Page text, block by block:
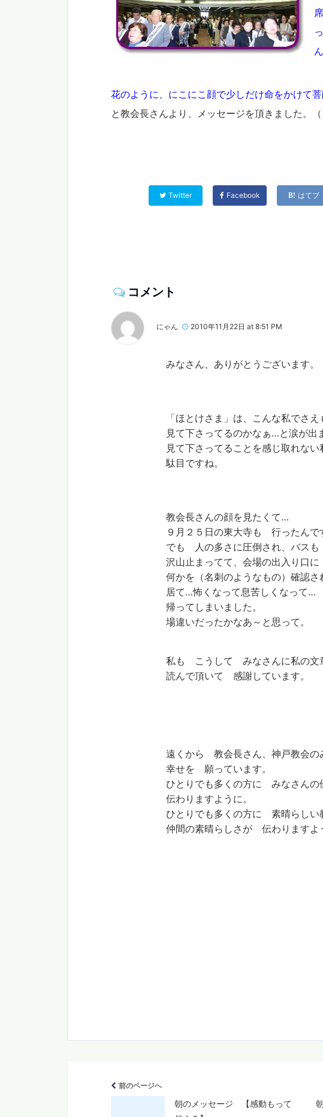
花のように、にこにこ顔で少しだけ命をかけて菩
と教会長さんより、メッセージを頂きました。（
Twitter Facebook はてブ
コメント
にゃん 2010年11月22日 at 8:51 PM
みなさん、ありがとうございます。
「ほとけさま」は、こんな私でさえ
見て下さってるのかなぁ…と涙が出
見て下さってることを感じ取れない
駄目ですね。
教会長さんの顔を見たくて…
９月２５日の東大寺も 行ったんで
でも 人の多さに圧倒され、バスも
沢山止まってて、会場の出入り口に
何かを（名刺のようなもの）確認さ
居て…怖くなって息苦しくなって…
帰ってしまいました。
場違いだったかなあ～と思って。
私も こうして みなさんに私の文
読んで頂いて 感謝しています。
遠くから 教会長さん、神戸教会の
幸せを 願っています。
ひとりでも多くの方に みなさんの
伝わりますように。
ひとりでも多くの方に 素晴らしい
仲間の素晴らしさが 伝わりますよ
前のページへ
朝のメッセージ 【感動もって